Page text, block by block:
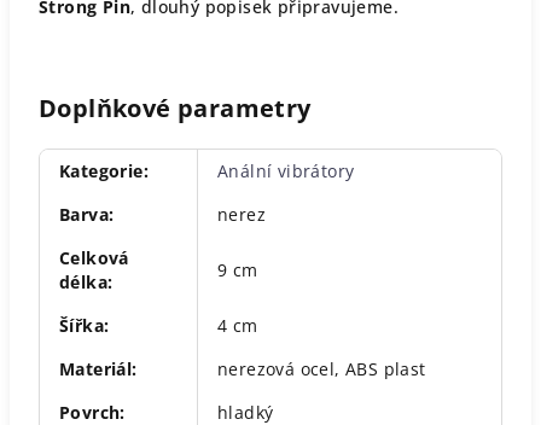
Strong Pin, dlouhý popisek připravujeme.
Doplňkové parametry
Kategorie:
Anální vibrátory
Barva:
nerez
Celková
délka:
9 cm
Šířka:
4 cm
Materiál:
nerezová ocel, ABS plast
Povrch: hladký